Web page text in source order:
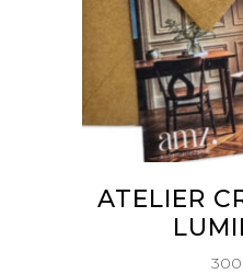
AJOUTER
ATELIER